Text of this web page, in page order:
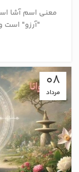
معنی اسم آشا
"آرزو" است
08
مرداد